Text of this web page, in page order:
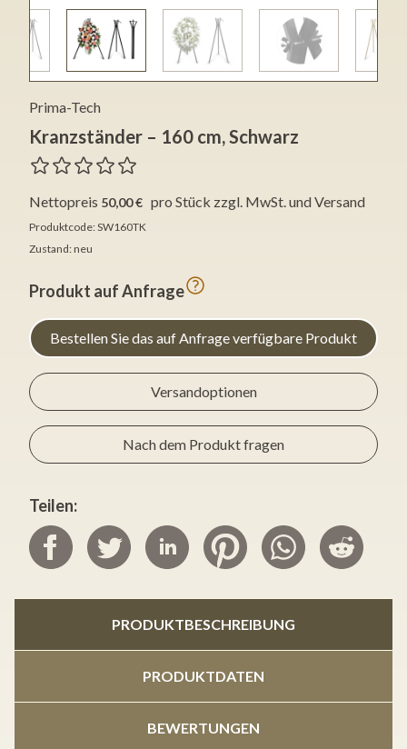
Prima-Tech
Kranzständer – 160 cm, Schwarz
Nettopreis 50,00 € pro Stück zzgl. MwSt. und Versand
Produktcode: SW160TK
Zustand: neu
Produkt auf Anfrage
Bestellen Sie das auf Anfrage verfügbare Produkt
Versandoptionen
Nach dem Produkt fragen
Teilen:
PRODUKTBESCHREIBUNG
PRODUKTDATEN
BEWERTUNGEN